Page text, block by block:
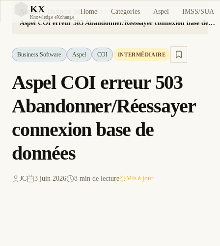
KX
Knowledge eXchange
Home Categories Aspel IMSS/SUA
Accueil
Business Software
Aspel COI erreur 503 Abandonner/Réessayer connexion base de données
Business Software Aspel COI INTERMÉDIAIRE
Aspel COI erreur 503
Abandonner/Réessayer
connexion base de
données
JC 3 juin 2026 8 min de lecture Mis à jour